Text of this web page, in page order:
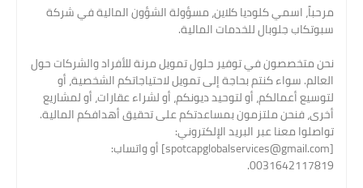
مرحباً، اسمي كلوديا كلاين، مسؤولة الشؤون المالية في شركة
سبوتكاب جلوبال للخدمات المالية.
نحن متخصصون في توفير حلول تمويل مرنة للأفراد والشركات حول
العالم. سواء كنتم بحاجة إلى تمويل لاحتياجاتكم الشخصية، أو
لتوسيع أعمالكم، أو لتوحيد ديونكم، أو لشراء عقارات، أو لمشاريع
أخرى، فنحن ملتزمون بمساعدتكم على تحقيق أهدافكم المالية.
تواصلوا معنا عبر البريد الإلكتروني:
[spotcapglobalservices@gmail.com] أو واتساب:
0031642117819.